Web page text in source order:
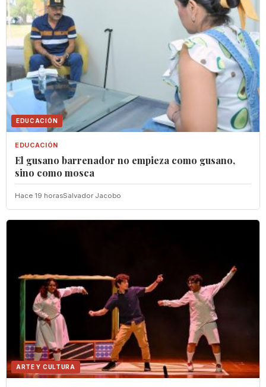
EDUCACIÓN
EDUCACIÓN
El gusano barrenador no empieza como gusano,
sino como mosca
Hace 19 horasSalvador Jacobo
ARTE Y CULTURA